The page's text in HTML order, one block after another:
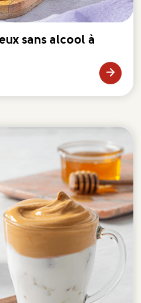
sans alcool à